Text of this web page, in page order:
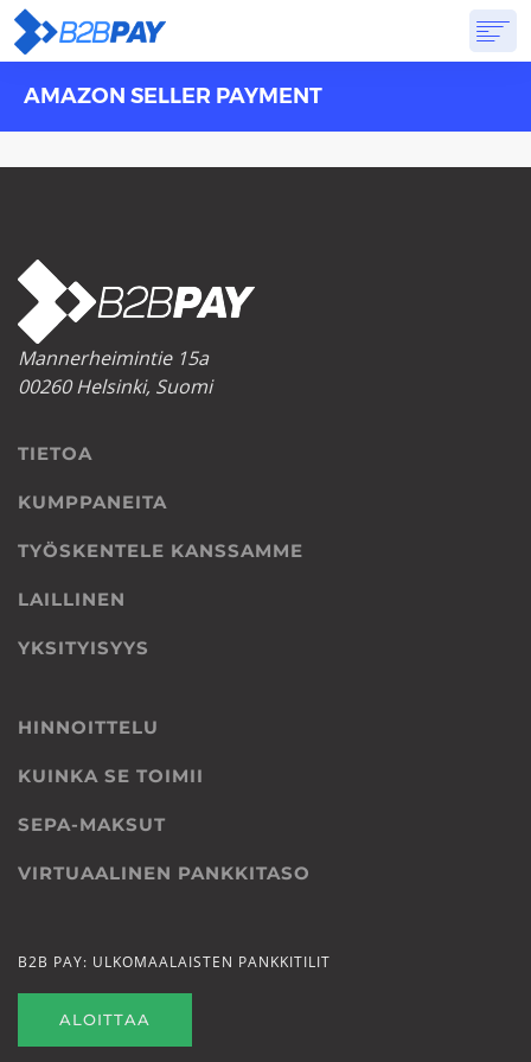
TIETOARATKAISUT VIRTUAALIPANKKIHINNOITTELU
AMAZON SELLER PAYMENT
Mannerheimintie 15a
00260 Helsinki, Suomi
TIETOA
KUMPPANEITA
TYÖSKENTELE KANSSAMME
LAILLINEN
YKSITYISYYS
HINNOITTELU
KUINKA SE TOIMII
SEPA-MAKSUT
VIRTUAALINEN PANKKITASO
B2B PAY: ULKOMAALAISTEN PANKKITILIT
ALOITTAA